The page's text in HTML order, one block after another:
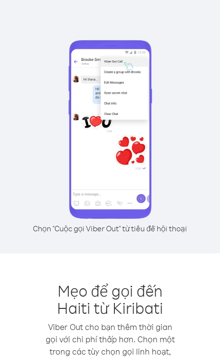
Chọn "Cuộc gọi Viber Out" từ tiêu đề hội thoại
Mẹo để gọi đến
Haiti từ Kiribati
Viber Out cho bạn thêm thời gian
gọi với chi phí thấp hơn. Chọn một
trong các tùy chọn gọi linh hoạt,